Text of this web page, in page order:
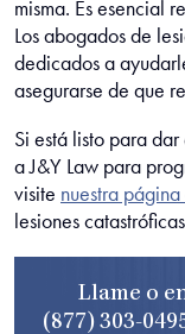
misma. Es esencial
Los abogados de
dedicados a
asegurarse de que
Si está listo para
a J&Y Law para
visite nuestra
lesiones
Llame o
(877) 303-